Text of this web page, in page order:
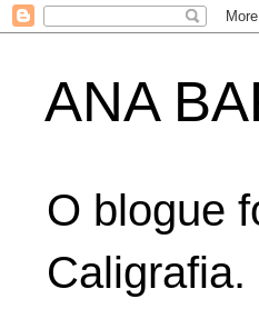
ANA
O blogue